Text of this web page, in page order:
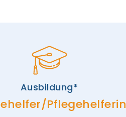
Ausbildung*
­Pflegehelferin